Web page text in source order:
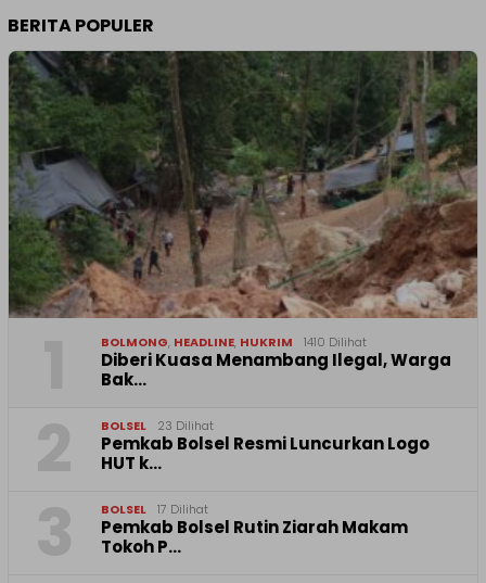
BERITA POPULER
BOLMONG, HEADLINE, HUKRIM 1410 Dilihat
Diberi Kuasa Menambang Ilegal, Warga
Bak…
BOLSEL 23 Dilihat
Pemkab Bolsel Resmi Luncurkan Logo
HUT k…
BOLSEL 17 Dilihat
Pemkab Bolsel Rutin Ziarah Makam
Tokoh P…